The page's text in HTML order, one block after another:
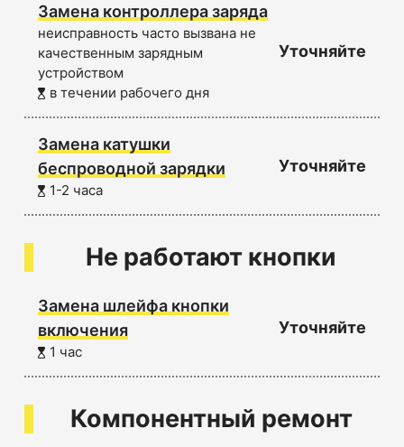
Замена контроллера заряда
неисправность часто вызвана не
качественным зарядным
устройством
в течении рабочего дня
Уточняйте
Замена катушки
беспроводной зарядки
1-2 часа
Уточняйте
Не работают кнопки
Замена шлейфа кнопки
включения
1 час
Уточняйте
Компонентный ремонт